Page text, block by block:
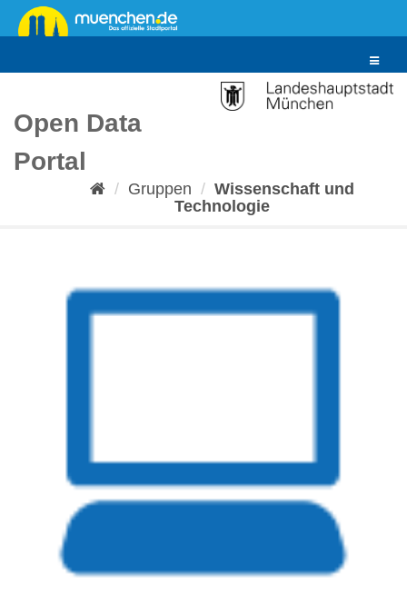
Überspringen
zum
Toggle
Open Data
Portal
Gruppen
Wissenschaft und
Technologie